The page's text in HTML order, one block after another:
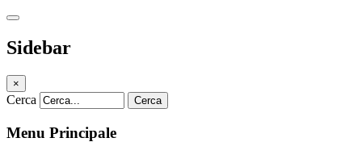
Sidebar
×
Cerca Cerca
Menu Principale